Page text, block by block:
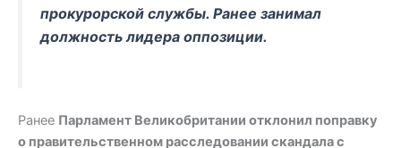
прокурорской службы. Ранее занимал
должность лидера оппозиции.
Ранее Парламент Великобритании отклонил поправку
о правительственном расследовании скандала с